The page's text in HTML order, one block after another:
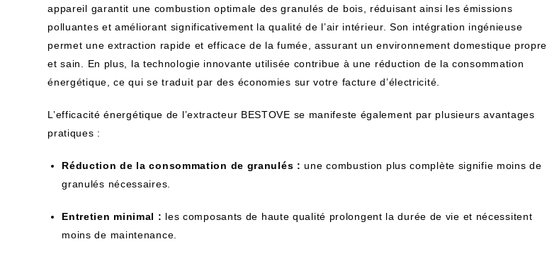
appareil garantit une combustion optimale des granulés de bois, réduisant ainsi les émissions
polluantes et améliorant significativement la qualité de l’air intérieur. Son intégration ingénieuse
permet une extraction rapide et efficace de la fumée, assurant un environnement domestique propre
et sain. En plus, la technologie innovante utilisée contribue à une réduction de la consommation
énergétique, ce qui se traduit par des économies sur votre facture d’électricité.
L’efficacité énergétique de l’extracteur BESTOVE se manifeste également par plusieurs avantages
pratiques :
Réduction de la consommation de granulés : une combustion plus complète signifie moins de
granulés nécessaires.
Entretien minimal : les composants de haute qualité prolongent la durée de vie et nécessitent
moins de maintenance.